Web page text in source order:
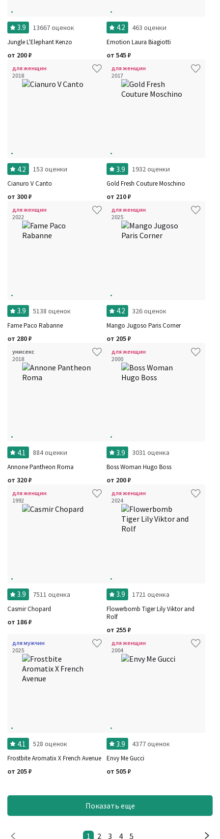
3.9 13667 оценок
Jungle L'Elephant Kenzo
от 200₽
4.2 463 оценки
Emotion Laura Biagiotti
от 545₽
для женщин
2018
4.2 153 оценки
Cianuro V Canto
от 300₽
для женщин
2017
3.9 1932 оценки
Gold Fresh Couture Moschino
от 210₽
для женщин
2022
3.9 5138 оценок
Fame Paco Rabanne
от 280₽
для женщин
2025
4.2 326 оценок
Mango Jugoso Paris Corner
от 205₽
унисекс
2018
4.1 884 оценки
Annone Pantheon Roma
от 320₽
для женщин
2000
3.9 3031 оценка
Boss Woman Hugo Boss
от 200₽
для женщин
1992
3.9 7511 оценка
Casmir Chopard
от 186₽
для женщин
2024
3.9 1721 оценка
Flowerbomb Tiger Lily Viktor and
Rolf
от 255₽
для мужчин
2025
4.1 528 оценок
Frostbite Aromatix X French Avenue
от 205₽
для женщин
2004
3.9 4377 оценок
Envy Me Gucci
от 505₽
Показать еще
1 2 3 4 5